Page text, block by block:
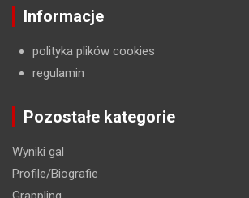
Informacje
polityka plików cookies
regulamin
Pozostałe kategorie
Wyniki gal
Profile/Biografie